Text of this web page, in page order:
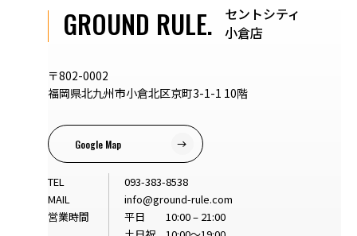
GROUND RULE.
セントシティ
小倉店
〒802-0002
福岡県北九州市小倉北区京町3-1-1 10階
Google Map
TEL
093-383-8538
MAIL
info@ground-rule.com
営業時間
平日 10:00 – 21:00